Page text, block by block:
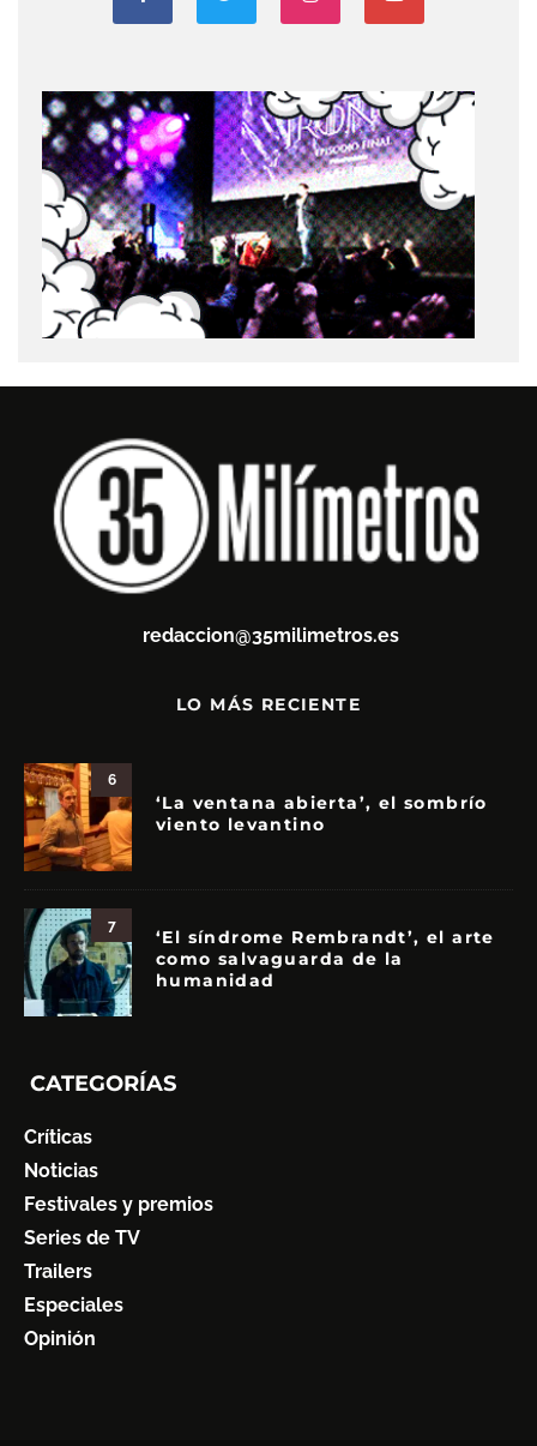
redaccion@35milimetros.es
LO MÁS RECIENTE
6
‘La ventana abierta’, el sombrío
viento levantino
7
‘El síndrome Rembrandt’, el arte
como salvaguarda de la
humanidad
CATEGORÍAS
Críticas
Noticias
Festivales y premios
Series de TV
Trailers
Especiales
Opinión